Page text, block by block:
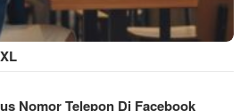
Nomor Telepon Di Facebook